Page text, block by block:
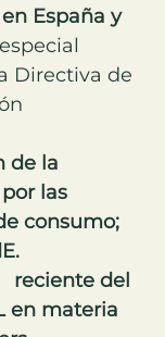
España y
Directiva de
de la
las
consumo;
del
en materia